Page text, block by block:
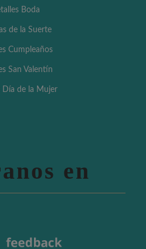
Boda
de la Suerte
Cumpleaños
San Valentín
Día de la Mujer
en